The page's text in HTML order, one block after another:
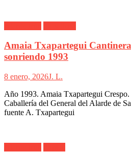
Amaia Txapartegui
sonriendo 1993
8 enero, 2026J. L.
Año 1993. Amaia Txapartegui
Caballería del General del Alarde de
fuente A. Txapartegui